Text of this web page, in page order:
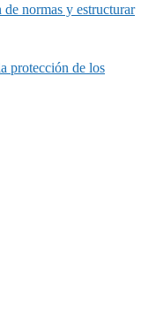
normas y estructurar